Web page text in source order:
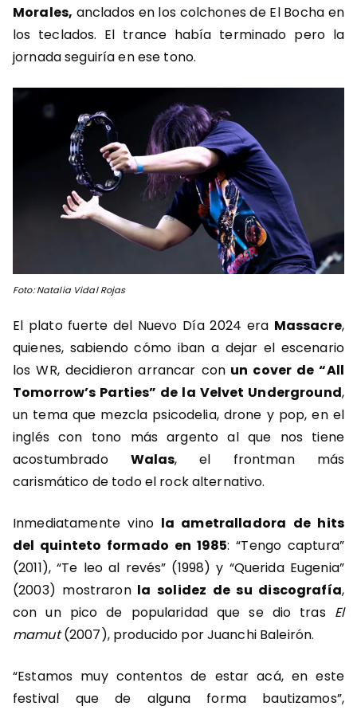
Morales, anclados en los colchones de El Bocha en
los teclados. El trance había terminado pero la
jornada seguiría en ese tono.
Foto: Natalia Vidal Rojas
El plato fuerte del Nuevo Día 2024 era Massacre,
quienes, sabiendo cómo iban a dejar el escenario
los WR, decidieron arrancar conun cover de “All
Tomorrow’s Parties” de la Velvet Underground,
un tema que mezcla psicodelia, drone y pop, en el
inglés con tono más argento al que nos tiene
acostumbrado Walas, el frontman más
carismático de todo el rock alternativo.
Inmediatamente vino la ametralladora de hits
del quinteto formado en 1985: “Tengo captura”
(2011), “Te leo al revés” (1998) y “Querida Eugenia”
(2003) mostraronla solidez de su discografía,
con un pico de popularidad que se dio tras El
mamut(2007), producido por Juanchi Baleirón.
“Estamos muy contentos de estar acá, en este
festival que de alguna forma bautizamos”,